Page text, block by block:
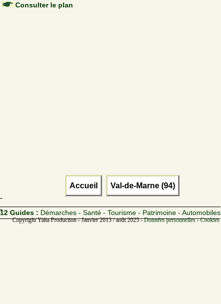
Consulter le plan
Accueil Val-de-Marne (94)
12 Guides : Démarches - Santé - Tourisme - Patrimoine - Automobiles
Copyright Yalta Production - Janvier 2013 / août 2025 -Données personnelles -